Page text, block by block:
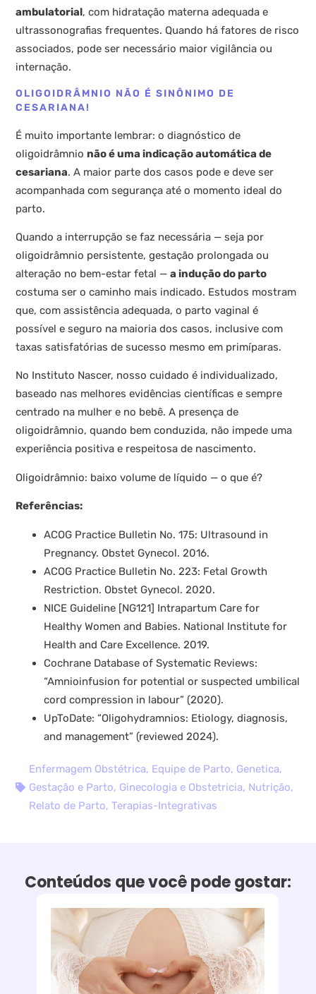
ambulatorial, com hidratação materna adequada e
ultrassonografias frequentes. Quando há fatores de risco
associados, pode ser necessário maior vigilância ou
internação.
OLIGOIDRÂMNIO NÃO É SINÔNIMO DE
CESARIANA!
É muito importante lembrar: o diagnóstico de
oligoidrâmnionão é uma indicação automática de
cesariana. A maior parte dos casos pode e deve ser
acompanhada com segurança até o momento ideal do
parto.
Quando a interrupção se faz necessária — seja por
oligoidrâmnio persistente, gestação prolongada ou
alteração no bem-estar fetal —a indução do parto
costuma ser o caminho mais indicado. Estudos mostram
que, com assistência adequada, o parto vaginal é
possível e seguro na maioria dos casos, inclusive com
taxas satisfatórias de sucesso mesmo em primíparas.
No Instituto Nascer, nosso cuidado é individualizado,
baseado nas melhores evidências científicas e sempre
centrado na mulher e no bebê. A presença de
oligoidrâmnio, quando bem conduzida, não impede uma
experiência positiva e respeitosa de nascimento.
Oligoidrâmnio: baixo volume de líquido — o que é?
Referências:
ACOG Practice Bulletin No. 175: Ultrasound in
Pregnancy. Obstet Gynecol. 2016.
ACOG Practice Bulletin No. 223: Fetal Growth
Restriction. Obstet Gynecol. 2020.
NICE Guideline [NG121] Intrapartum Care for
Healthy Women and Babies. National Institute for
Health and Care Excellence. 2019.
Cochrane Database of Systematic Reviews:
“Amnioinfusion for potential or suspected umbilical
cord compression in labour” (2020).
UpToDate: “Oligohydramnios: Etiology, diagnosis,
and management” (reviewed 2024).
Enfermagem Obstétrica, Equipe de Parto, Genetica,
Gestação e Parto, Ginecologia e Obstetricia, Nutrição,
Relato de Parto,Terapias-Integrativas
Conteúdos que você pode gostar: